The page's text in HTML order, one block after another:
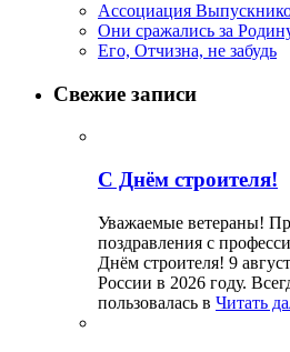
Ассоциация
Они сражались за
Его, Отчизна, не забудь
Свежие записи
С Днём строителя!
Уважаемые ветераны!
поздравления с
Днём строителя! 9
России в 2026 году.
пользовалась в Читать